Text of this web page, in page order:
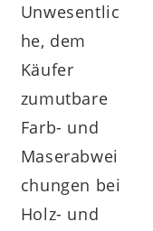
Unwesentlic
he, dem
Käufer
zumutbare
Farb- und
Maserabwei
chungen bei
Holz- und